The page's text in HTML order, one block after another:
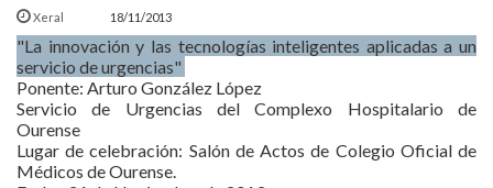
Xeral 18/11/2013
"La innovación y las tecnologías inteligentes aplicadas a un
servicio de urgencias"
Ponente: Arturo González López
Servicio de Urgencias del Complexo Hospitalario de
Ourense
Lugar de celebración: Salón de Actos de Colegio Oficial de
Médicos de Ourense.